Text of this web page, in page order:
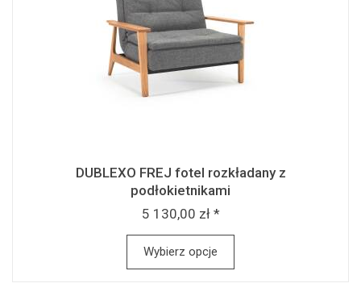
DUBLEXO FREJ fotel rozkładany z
podłokietnikami
5 130,00 zł *
Wybierz opcje